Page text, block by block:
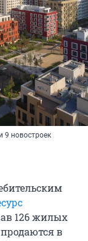
9 новостроек
126 жилых
в